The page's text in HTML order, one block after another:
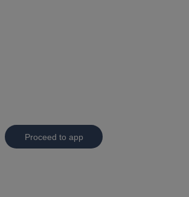
Proceed to app